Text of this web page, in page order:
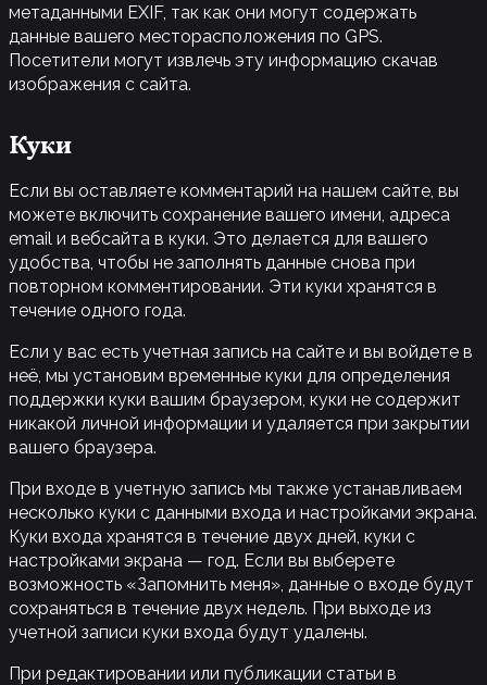
метаданными EXIF, так как они могут содержать
данные вашего месторасположения по GPS.
Посетители могут извлечь эту информацию скачав
изображения с сайта.
Куки
Если вы оставляете комментарий на нашем сайте, вы
можете включить сохранение вашего имени, адреса
email и вебсайта в куки. Это делается для вашего
удобства, чтобы не заполнять данные снова при
повторном комментировании. Эти куки хранятся в
течение одного года.
Если у вас есть учетная запись на сайте и вы войдете в
неё, мы установим временные куки для определения
поддержки куки вашим браузером, куки не содержит
никакой личной информации и удаляется при закрытии
вашего браузера.
При входе в учетную запись мы также устанавливаем
несколько куки с данными входа и настройками экрана.
Куки входа хранятся в течение двух дней, куки с
настройками экрана — год. Если вы выберете
возможность «Запомнить меня», данные о входе будут
сохраняться в течение двух недель. При выходе из
учетной записи куки входа будут удалены.
При редактировании или публикации статьи в